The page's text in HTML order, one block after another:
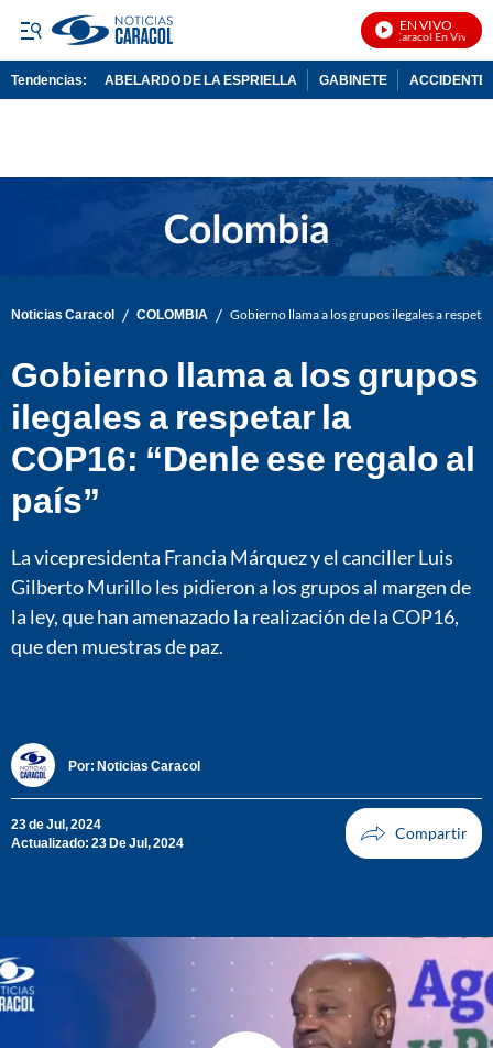
EN VIVO
Noticias Caracol En Vivo
Tendencias: ABELARDO DE LA ESPRIELLA GABINETE ACCIDENTE
Noticias Caracol / COLOMBIA / Gobierno llama a los grupos ilegales a
Gobierno llama a los grupos
ilegales a respetar la
COP16: “Denle ese regalo al
país”
La vicepresidenta Francia Márquez y el canciller Luis
Gilberto Murillo les pidieron a los grupos al margen de
la ley, que han amenazado la realización de la COP16,
que den muestras de paz.
Por: Noticias Caracol
23 de Jul, 2024
Actualizado: 23 De Jul, 2024